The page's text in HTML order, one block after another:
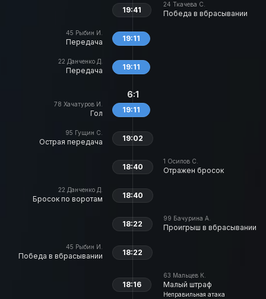
24 Ткачева С.
Победа в вбрасывании
19:41
45 Рыбин И.
Передача 19:11
22 Данченко Д.
Передача 19:11
78 Хачатуров И.
Гол
6:1
19:11
95 Гущин С.
Острая передача 19:02
1 Осипов С.
Отражен бросок
18:40
22 Данченко Д.
Бросок по воротам 18:40
99 Бачурина А.
Проигрыш в вбрасывании
18:22
45 Рыбин И.
Победа в вбрасывании 18:22
63 Мальцев К.
Малый штраф
Неправильная атака
18:16